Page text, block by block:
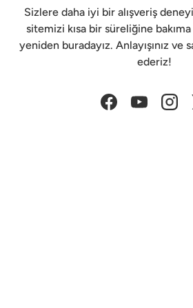
Sizlere daha iyi bir alışveriş
sitemizi kısa bir süreliğine bakıma
yeniden buradayız. Anlayışınız ve
ederiz!
FacebookYouTube